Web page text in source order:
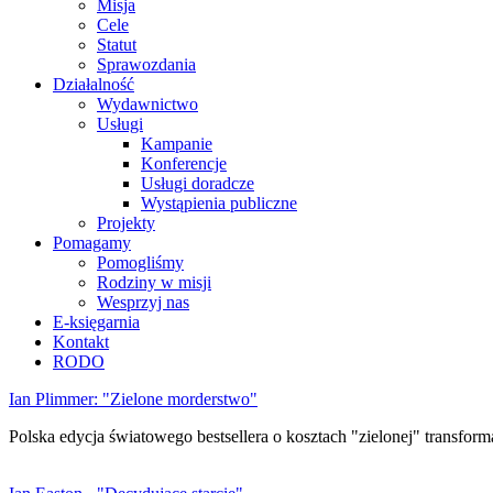
Misja
Cele
Statut
Sprawozdania
Działalność
Wydawnictwo
Usługi
Kampanie
Konferencje
Usługi doradcze
Wystąpienia publiczne
Projekty
Pomagamy
Pomogliśmy
Rodziny w misji
Wesprzyj nas
E-księgarnia
Kontakt
RODO
Ian Plimmer: "Zielone morderstwo"
Polska edycja światowego bestsellera o kosztach "zielonej"